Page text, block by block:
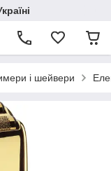
і шейвери